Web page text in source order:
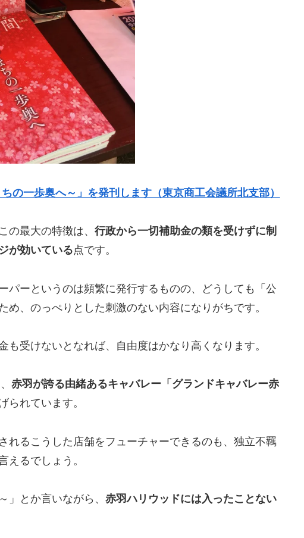
の一歩奥へ～」を発刊します（東京商工会議所北支部）
の最大の特徴は、 行政から一切補助金の類を受けずに制
が効いている点です。
パーというのは頻繁に発行するものの、どうしても「公
め、のっぺりとした刺激のない内容になりがちです。
も受けないとなれば、自由度はかなり高くなります。
赤羽が誇る由緒あるキャバレー「グランドキャバレー赤
られています。
れるこうした店舗をフューチャーできるのも、独立不羈
えるでしょう。
とか言いながら、 赤羽ハリウッドには入ったことない